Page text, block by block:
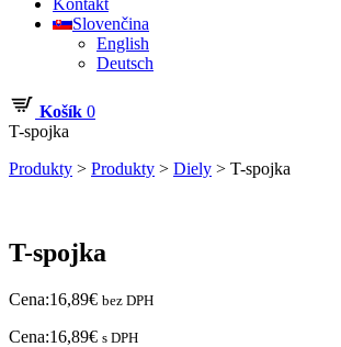
Kontakt
Slovenčina
English
Deutsch
Košík 0
T-spojka
Produkty > Produkty > Diely > T-spojka
T-spojka
Cena:16,89€ bez DPH
Cena:16,89€ s DPH